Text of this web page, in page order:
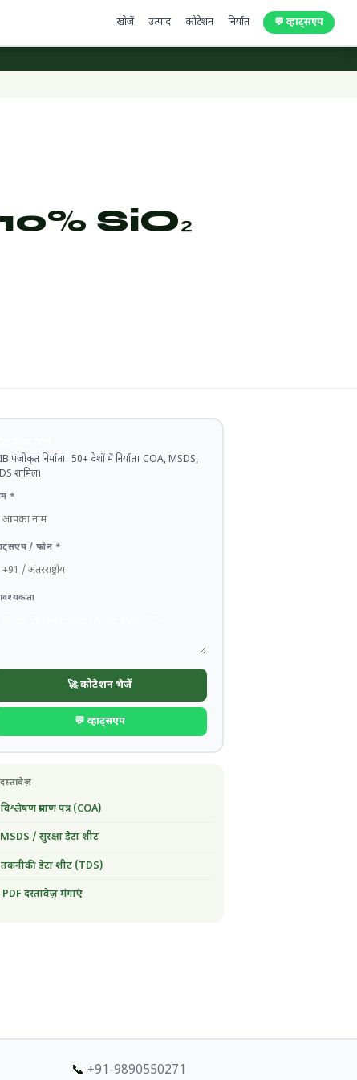
खोजें उत्पाद कोटेशन निर्यात 💬 व्हाट्सएप
SiO₂
पंजीकृत निर्माता। 50+ देशों में निर्यात। COA, MSDS,
शामिल।
*
/ फोन *
🚀 कोटेशन भेजें
💬 व्हाट्सएप
प्रमाण पत्र (COA)
/ सुरक्षा डेटा शीट
तकनीकी डेटा शीट (TDS)
दस्तावेज़ मंगाएं
📞 +91-9890550271